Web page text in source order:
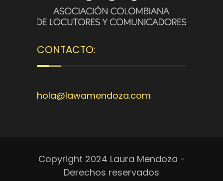
CONTACTO:
hola@lawamendoza.com
Copyright 2024 Laura Mendoza -
Derechos reservados